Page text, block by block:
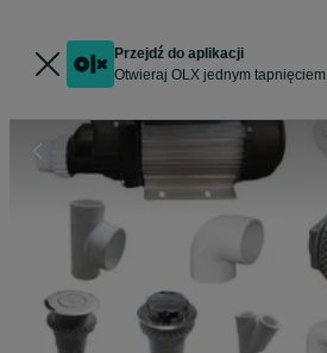
Przejdź do aplikacji
Otwieraj OLX jednym tapnięciem